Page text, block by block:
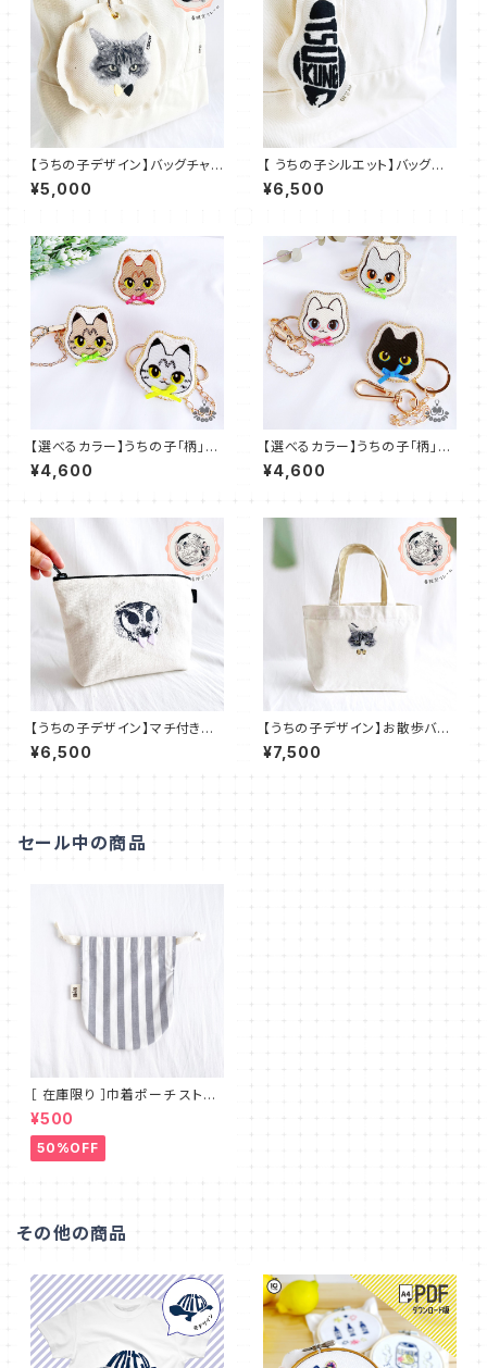
【うちの子デザイン】バッグチャ
ーム キーホルダー パスケース
付き【刺繍】UT002
¥5,000
【 うちの子シルエット】バッグチャ
ーム キーホルダー【刺繍】UT-S
01
¥6,500
【選べるカラー】うちの子「柄」刺
繍：トラ柄3兄弟【バッグチャー
ム】
¥4,600
【選べるカラー】うちの子「柄」刺
繍：モノクローズ【バッグチャー
ム】
¥4,600
【うちの子デザイン】マチ付きポ
ーチ化粧ポーチ 大きめ おしゃ
れ かわいい プレゼント 名入れ
¥6,500
【うちの子デザイン】お散歩バッ
グ ランチバッグ 子供バッグ 小さ
めトート おしゃれ かわいい【刺
¥7,500
セール中の商品
［ 在庫限り ］巾着ポーチ ストラ
イプ コロンと可愛い丸底 シンプ
ルで使いやすいマチのないフラッ
トタイプ MT_001
¥500
50%OFF
その他の商品